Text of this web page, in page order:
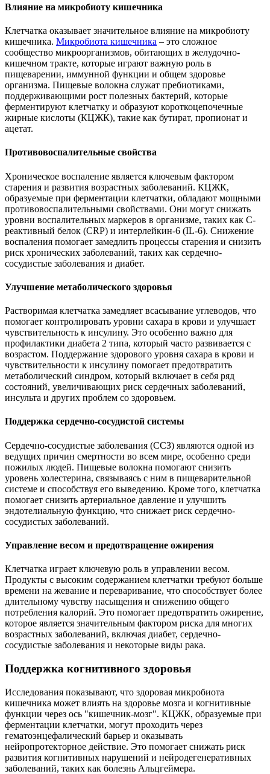
Влияние на микробиоту кишечника
Клетчатка оказывает значительное влияние на микробиоту
кишечника. Микробиота кишечника – это сложное
сообщество микроорганизмов, обитающих в желудочно-
кишечном тракте, которые играют важную роль в
пищеварении, иммунной функции и общем здоровье
организма. Пищевые волокна служат пребиотиками,
поддерживающими рост полезных бактерий, которые
ферментируют клетчатку и образуют короткоцепочечные
жирные кислоты (КЦЖК), такие как бутират, пропионат и
ацетат.
Противовоспалительные свойства
Хроническое воспаление является ключевым фактором
старения и развития возрастных заболеваний. КЦЖК,
образуемые при ферментации клетчатки, обладают мощными
противовоспалительными свойствами. Они могут снижать
уровни воспалительных маркеров в организме, таких как С-
реактивный белок (CRP) и интерлейкин-6 (IL-6). Снижение
воспаления помогает замедлить процессы старения и снизить
риск хронических заболеваний, таких как сердечно-
сосудистые заболевания и диабет.
Улучшение метаболического здоровья
Растворимая клетчатка замедляет всасывание углеводов, что
помогает контролировать уровни сахара в крови и улучшает
чувствительность к инсулину. Это особенно важно для
профилактики диабета 2 типа, который часто развивается с
возрастом. Поддержание здорового уровня сахара в крови и
чувствительности к инсулину помогает предотвратить
метаболический синдром, который включает в себя ряд
состояний, увеличивающих риск сердечных заболеваний,
инсульта и других проблем со здоровьем.
Поддержка сердечно-сосудистой системы
Сердечно-сосудистые заболевания (ССЗ) являются одной из
ведущих причин смертности во всем мире, особенно среди
пожилых людей. Пищевые волокна помогают снизить
уровень холестерина, связываясь с ним в пищеварительной
системе и способствуя его выведению. Кроме того, клетчатка
помогает снизить артериальное давление и улучшить
эндотелиальную функцию, что снижает риск сердечно-
сосудистых заболеваний.
Управление весом и предотвращение ожирения
Клетчатка играет ключевую роль в управлении весом.
Продукты с высоким содержанием клетчатки требуют больше
времени на жевание и переваривание, что способствует более
длительному чувству насыщения и снижению общего
потребления калорий. Это помогает предотвратить ожирение,
которое является значительным фактором риска для многих
возрастных заболеваний, включая диабет, сердечно-
сосудистые заболевания и некоторые виды рака.
Поддержка когнитивного здоровья
Исследования показывают, что здоровая микробиота
кишечника может влиять на здоровье мозга и когнитивные
функции через ось "кишечник-мозг". КЦЖК, образуемые при
ферментации клетчатки, могут проходить через
гематоэнцефалический барьер и оказывать
нейропротекторное действие. Это помогает снижать риск
развития когнитивных нарушений и нейродегенеративных
заболеваний, таких как болезнь Альцгеймера.